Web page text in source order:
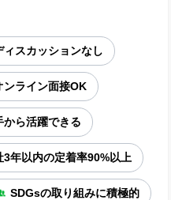
スカッションなし
ンライン面接OK
から活躍できる
3年以内の定着率90%以上
SDGsの取り組みに積極的